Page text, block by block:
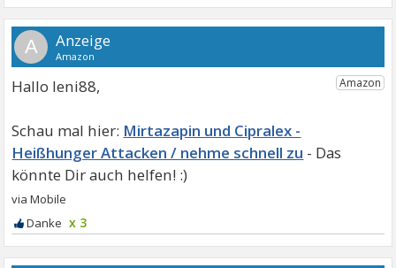
A
Hallo leni88,
Mirtazapin und Cipralex -
Heißhunger Attacken / nehme schnell zu
x 3